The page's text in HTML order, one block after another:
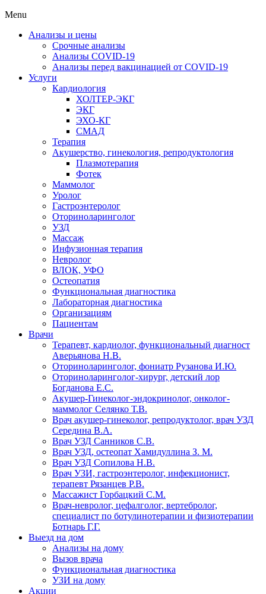
Menu
Анализы и цены
Срочные анализы
Анализы COVID-19
Анализы перед вакцинацией от COVID-19
Услуги
Кардиология
ХОЛТЕР-ЭКГ
ЭКГ
ЭХО-КГ
СМАД
Терапия
Акушерство, гинекология, репродуктология
Плазмотерапия
Фотек
Маммолог
Уролог
Гастроэнтеролог
Оториноларинголог
УЗД
Массаж
Инфузионная терапия
Невролог
ВЛОК, УФО
Остеопатия
Функциональная диагностика
Лабораторная диагностика
Организациям
Пациентам
Врачи
Терапевт, кардиолог, функциональный диагност
Аверьянова Н.В.
Оториноларинголог, фониатр Рузанова И.Ю.
Оториноларинголог-хирург, детский лор
Богданова Е.С.
Акушер-Гинеколог-эндокринолог, онколог-
маммолог Селянко Т.В.
Врач акушер-гинеколог, репродуктолог, врач УЗД
Середина В.А.
Врач УЗД Санников С.В.
Врач УЗД, остеопат Хамидуллина З. М.
Врач УЗД Сопилова Н.В.
Врач УЗИ, гастроэнтеролог, инфекционист,
терапевт Рязанцев Р.В.
Массажист Горбацкий С.М.
Врач-невролог, цефалголог, вертебролог,
специалист по ботулинотерапии и физиотерапии
Ботнарь Г.Г.
Выезд на дом
Анализы на дому
Вызов врача
Функциональная диагностика
УЗИ на дому
Акции